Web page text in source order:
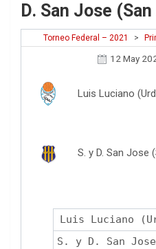
D. San Jose
Torneo Federal – 2021 >
12 May
Luis Luciano
S. y D. San Jose
Luis Luciano
S. y D. San